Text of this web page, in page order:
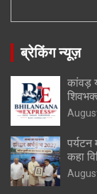
ब्रेकिंग न्यूज़
कांवड़
पर्यटन
कहा